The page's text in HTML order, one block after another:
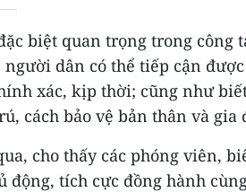
biệt quan trọng trong công
dân có thể tiếp cận
xác, kịp thời; cũng như
cách bảo vệ bản thân và gia
cho thấy các phóng viên,
động, tích cực đồng hành